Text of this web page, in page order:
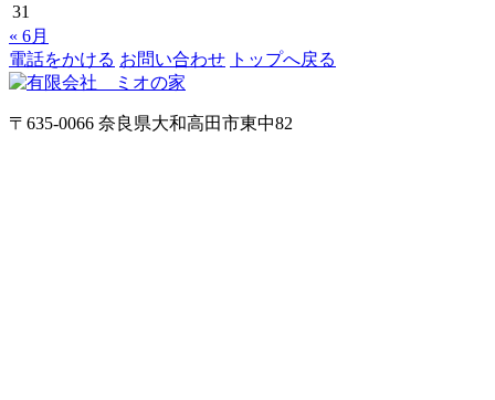
31
« 6月
電話をかける お問い合わせ トップへ戻る
〒635-0066 奈良県大和高田市東中82